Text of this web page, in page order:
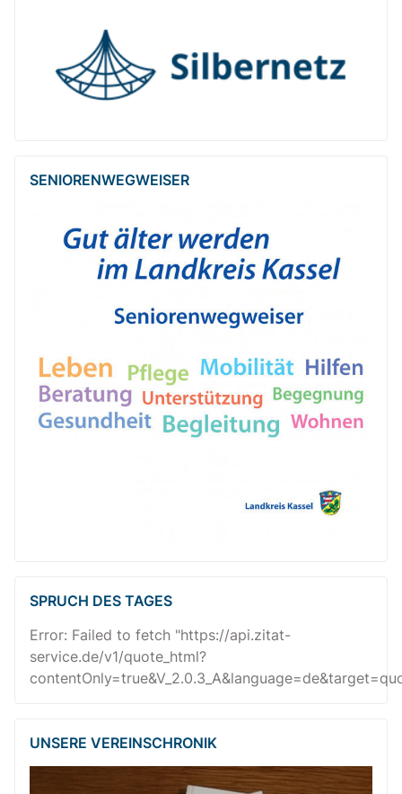
SENIOREN­WEG­WEISER
SPRUCH DES TAGES
Error: Failed to fetch "https://api.zitat-
service.de/v1/quote_html?
UNSERE VEREINSCHRONIK